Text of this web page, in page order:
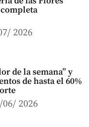
2026
de la semana” y
de hasta el 60%
06/ 2026